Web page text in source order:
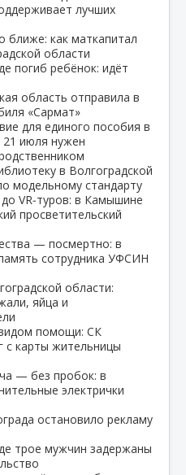
лучших
ближе: как маткапитал
области
погиб ребёнок: идёт
область отправила в
«Сармат»
для единого пособия в
21 июля нужен
в Волгоградской
модельному стандарту
VR‑туров: в Камышине
просветительский
— посмертно: в
сотрудника УФСИН
области:
яйца и
помощи: СК
с карты жительницы
— без пробок: в
электрички
остановило рекламу
трое мужчин задержаны